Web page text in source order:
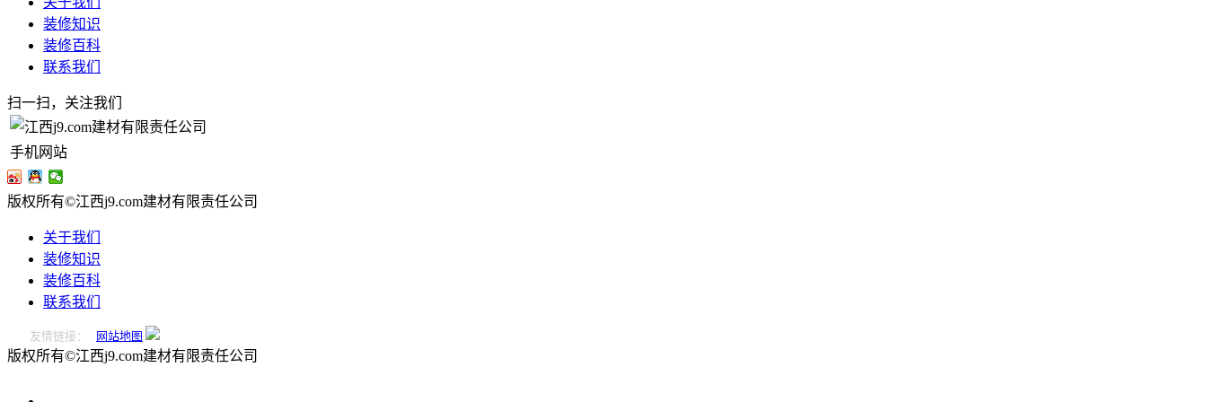
装修知识
装修百科
联系我们
扫一扫，关注我们
手机网站
版权所有©江西j9.com建材有限责任公司
关于我们
装修知识
装修百科
联系我们
友情链接： 网站地图
版权所有©江西j9.com建材有限责任公司